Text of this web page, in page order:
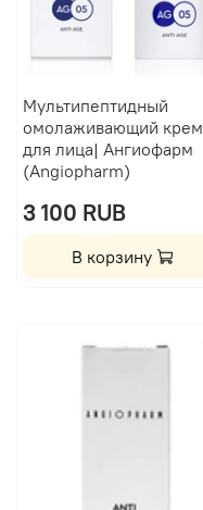
Мультипептидный
омолаживающий крем
для лица| Ангиофарм
(Angiopharm)
3 100 RUB
В корзину